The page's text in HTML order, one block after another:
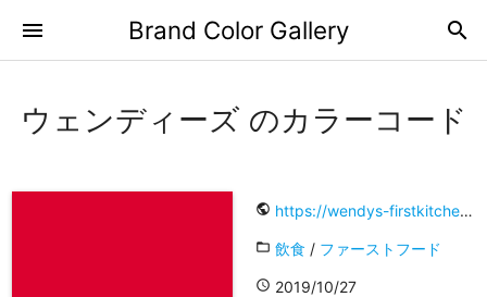
Brand Color Gallery search
menu
ウェンディーズ のカラーコード
public https://wendys-firstkitchen.co.jp/
folder_open 飲食 / ファーストフード
access_time 2019/10/27